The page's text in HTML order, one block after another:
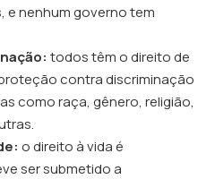
e nenhum governo tem
todos têm o direito de
contra discriminação
como raça, gênero, religião,
o direito à vida é
ser submetido a